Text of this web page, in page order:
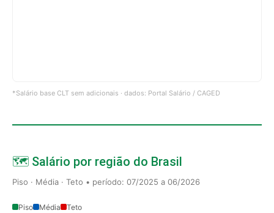
*Salário base CLT sem adicionais · dados: Portal Salário / CAGED
🗺️ Salário por região do Brasil
Piso · Média · Teto • período: 07/2025 a 06/2026
Piso Média Teto